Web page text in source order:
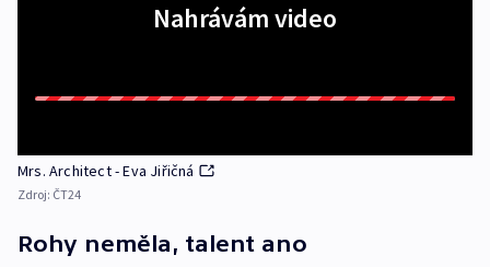
Nahrávám video
Mrs. Architect - Eva Jiřičná
Zdroj: ČT24
Rohy neměla, talent ano